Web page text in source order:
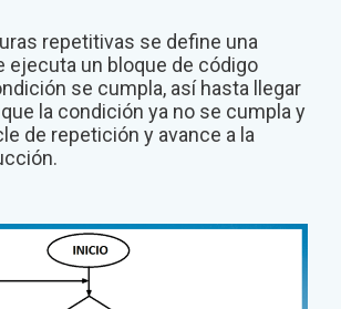
repetitivas se define una
ejecuta un bloque de código
se cumpla, así hasta llegar
la condición ya no se cumpla y
de repetición y avance a la